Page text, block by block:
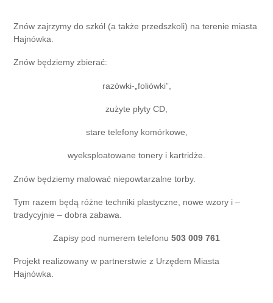
Znów zajrzymy do szkól (a także przedszkoli) na terenie miasta
Hajnówka.
Znów będziemy zbierać:
razówki-„foliówki”,
zużyte płyty CD,
stare telefony komórkowe,
wyeksploatowane tonery i kartridże.
Znów będziemy malować niepowtarzalne torby.
Tym razem będą różne techniki plastyczne, nowe wzory i –
tradycyjnie – dobra zabawa.
Zapisy pod numerem telefonu 503 009 761
Projekt realizowany w partnerstwie z Urzędem Miasta
Hajnówka.